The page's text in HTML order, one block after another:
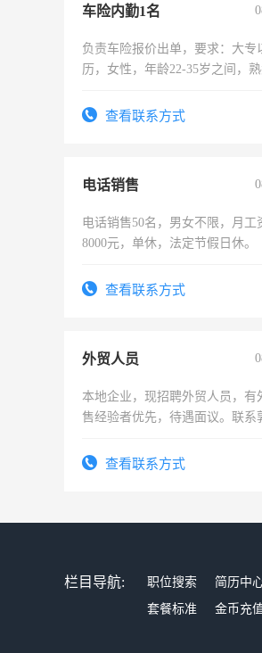
车险内勤1名
负责车险报价出单，要求：大专
历，女性，年龄22-35岁之间，
试用期1-3个月，转正后交纳五险
查看联系方式
电话销售
电话销售50名，男女不限，月工
8000元，单休，法定节假日休。
查看联系方式
外贸人员
本地企业，现招聘外贸人员，有
售经验者优先，待遇面议。联系
查看联系方式
栏目导航: 职位搜索 简历中
套餐标准
金币充